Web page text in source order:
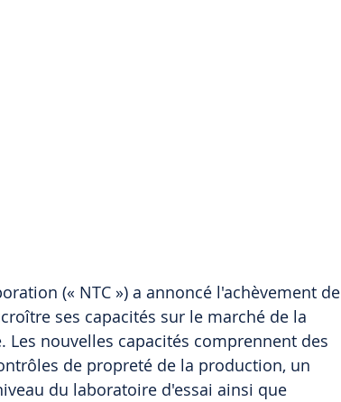
(« NTC ») a annoncé l'achèvement de
ses capacités sur le marché de la
nouvelles capacités comprennent des
de propreté de la production, un
du laboratoire d'essai ainsi que